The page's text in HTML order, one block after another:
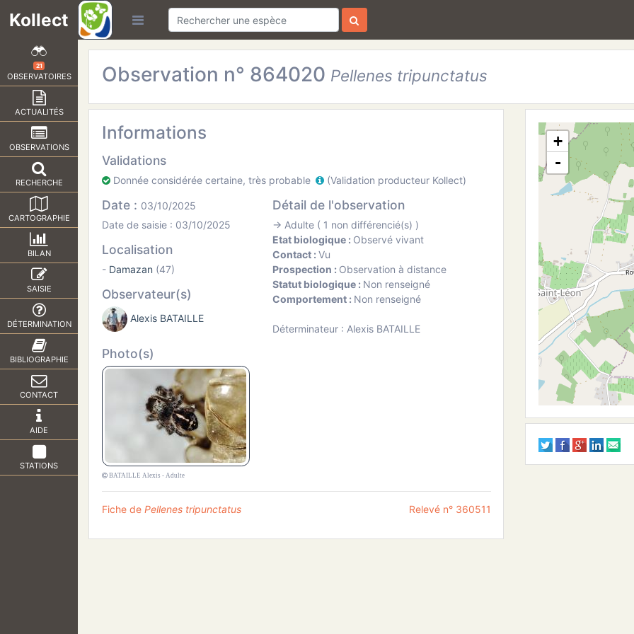
Kollect
21
OBSERVATOIRES
ACTUALITÉS
OBSERVATIONS
RECHERCHE
CARTOGRAPHIE
BILAN
SAISIE
DÉTERMINATION
BIBLIOGRAPHIE
CONTACT
AIDE
STATIONS
Observation n° 864020 Pellenes tripunctatus
Informations
Validations
Donnée considérée certaine, très probable (Validation producteur Kollect)
Date : 03/10/2025
Date de saisie : 03/10/2025
Localisation
- Damazan (47)
Observateur(s)
Alexis BATAILLE
Détail de l'observation
→ Adulte ( 1 non différencié(s) )
Etat biologique : Observé vivant
Contact :Vu
Prospection : Observation à distance
Statut biologique : Non renseigné
Comportement : Non renseigné
Déterminateur : Alexis BATAILLE
Photo(s)
BATAILLE Alexis - Adulte
Fiche de Pellenes tripunctatus Relevé n° 360511
+
-